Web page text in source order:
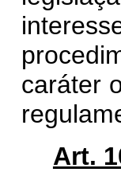
caráter
Art.